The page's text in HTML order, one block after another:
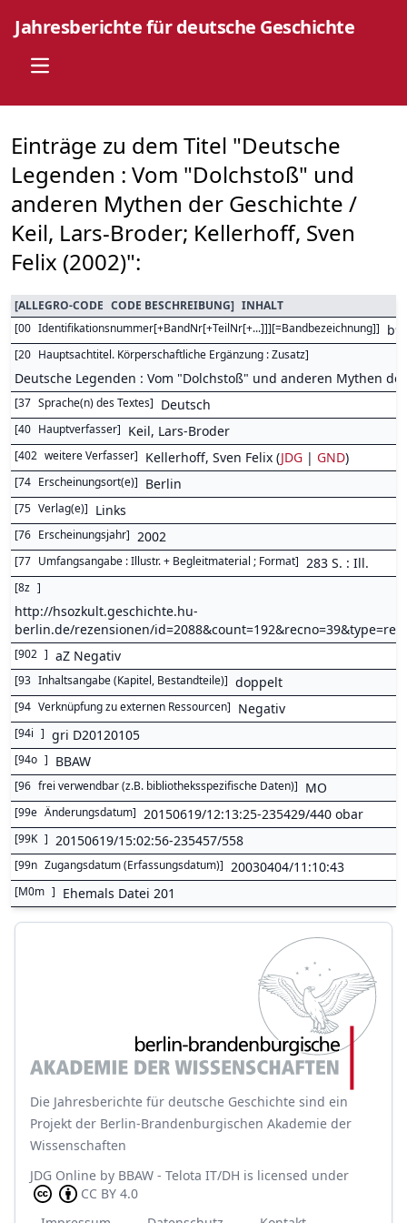
Jahresberichte für deutsche Geschichte
Open main menu
Einträge zu dem Titel "Deutsche
Legenden : Vom "Dolchstoß" und
anderen Mythen der Geschichte /
Keil, Lars-Broder; Kellerhoff, Sven
Felix (2002)":
[ALLEGRO-CODE CODE BESCHREIBUNG] INHALT
[00 Identifikationsnummer[+BandNr[+TeilNr[+...]]][=Bandbezeichnung]]
[20 Hauptsachtitel. Körperschaftliche Ergänzung : Zusatz]
Deutsche Legenden : Vom "Dolchstoß" und anderen Mythen
[37 Sprache(n) des Textes] Deutsch
[40 Hauptverfasser] Keil, Lars-Broder
[402 weitere Verfasser] Kellerhoff, Sven Felix (JDG | GND)
[74 Erscheinungsort(e)] Berlin
[75 Verlag(e)] Links
[76 Erscheinungsjahr] 2002
[77 Umfangsangabe : Illustr. + Begleitmaterial ; Format] 283 S. : Ill.
[8z ]
http://hsozkult.geschichte.hu-
berlin.de/rezensionen/
[902 ] aZ Negativ
[93 Inhaltsangabe (Kapitel, Bestandteile)] doppelt
[94 Verknüpfung zu externen Ressourcen] Negativ
[94i ] gri D20120105
[94o ] BBAW
[96 frei verwendbar (z.B. bibliotheksspezifische Daten)] MO
[99e Änderungsdatum] 20150619/12:13:25-235429/440 obar
[99K ] 20150619/15:02:56-235457/558
[99n Zugangsdatum (Erfassungsdatum)] 20030404/11:10:43
[M0m ] Ehemals Datei 201
Die Jahresberichte für deutsche Geschichte sind ein
Projekt der Berlin-Brandenburgischen Akademie der
Wissenschaften
JDG Online by BBAW - Telota IT/DH is licensed under
CC BY 4.0